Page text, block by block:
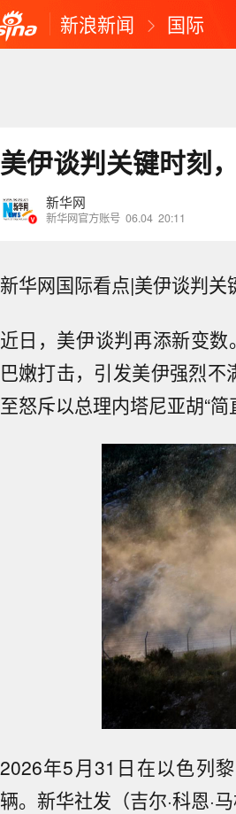
新浪新闻 国际
美伊谈判关键时刻
新华网
新华网官方账号 06.04 20:11
新华网国际看点|美伊谈判
近日，美伊谈判再添新变
巴嫩打击， 引发美伊强烈不
至怒斥以总理内塔尼亚胡“
2026年5月31日在以色列
辆。新华社发（吉尔·科恩·马